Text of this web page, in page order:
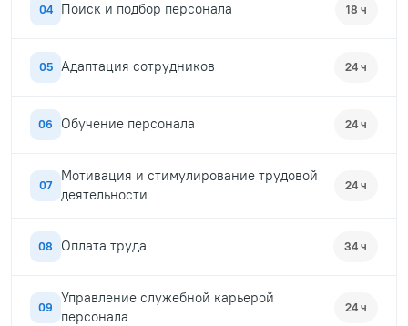
04 Поиск и подбор персонала 18 ч
05 Адаптация сотрудников 24 ч
06 Обучение персонала 24 ч
07
Мотивация и стимулирование трудовой
деятельности
24 ч
08 Оплата труда 34 ч
09
Управление служебной карьерой
персонала
24 ч